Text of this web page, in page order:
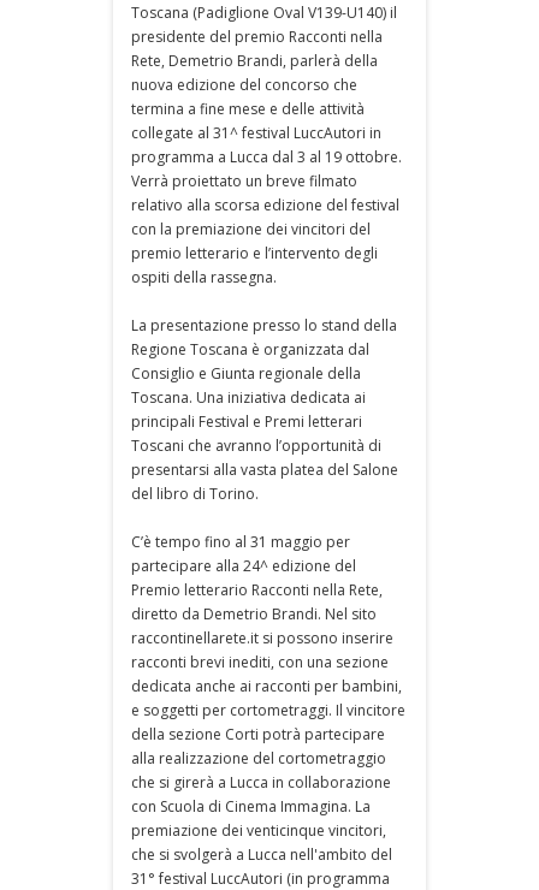
Toscana (Padiglione Oval V139-U140) il
presidente del premio Racconti nella
Rete, Demetrio Brandi, parlerà della
nuova edizione del concorso che
termina a fine mese e delle attività
collegate al 31^ festival LuccAutori in
programma a Lucca dal 3 al 19 ottobre.
Verrà proiettato un breve filmato
relativo alla scorsa edizione del festival
con la premiazione dei vincitori del
premio letterario e l’intervento degli
ospiti della rassegna.
La presentazione presso lo stand della
Regione Toscana è organizzata dal
Consiglio e Giunta regionale della
Toscana. Una iniziativa dedicata ai
principali Festival e Premi letterari
Toscani che avranno l’opportunità di
presentarsi alla vasta platea del Salone
del libro di Torino.
C’è tempo fino al 31 maggio per
partecipare alla 24^ edizione del
Premio letterario Racconti nella Rete,
diretto da Demetrio Brandi. Nel sito
raccontinellarete.it si possono inserire
racconti brevi inediti, con una sezione
dedicata anche ai racconti per bambini,
e soggetti per cortometraggi. Il vincitore
della sezione Corti potrà partecipare
alla realizzazione del cortometraggio
che si girerà a Lucca in collaborazione
con Scuola di Cinema Immagina. La
premiazione dei venticinque vincitori,
che si svolgerà a Lucca nell'ambito del
31° festival LuccAutori (in programma